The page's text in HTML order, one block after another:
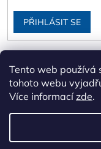
Tento web používá
tohoto webu
Více informacízde.
PŘIHLÁSIT SE